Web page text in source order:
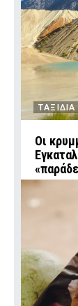
ΤΑΞΙΔΙΑ
Οι